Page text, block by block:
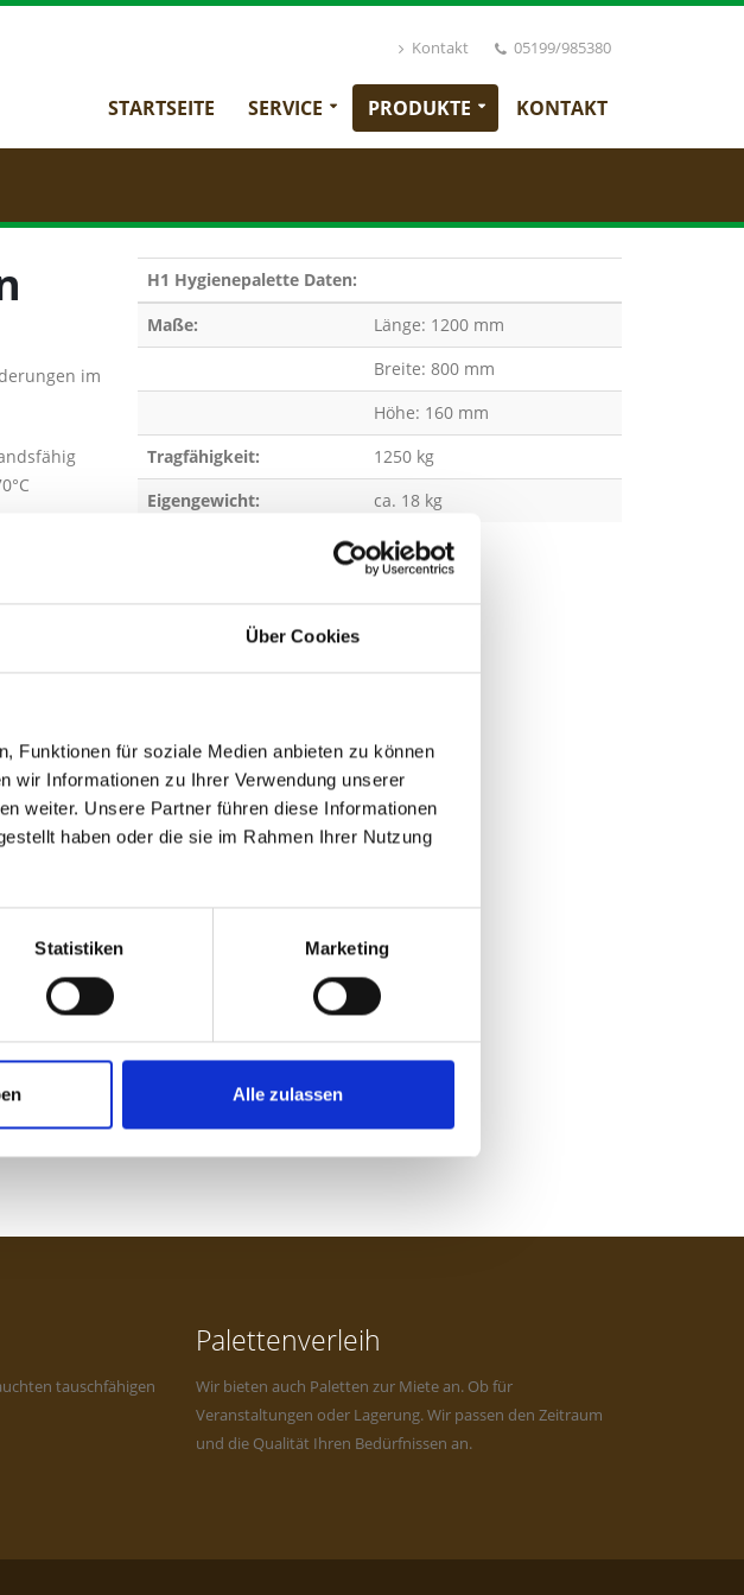
Über Cookies
Funktionen für soziale Medien anbieten zu können
wir Informationen zu Ihrer Verwendung unserer
weiter. Unsere Partner führen diese Informationen
haben oder die sie im Rahmen Ihrer Nutzung
Statistiken Marketing
Alle zulassen
Kontakt 05199/985380
STARTSEITE SERVICE PRODUKTE KONTAKT
im
H1 Hygienepalette Daten:
Maße:
Länge: 1200 mm
Breite: 800 mm
Höhe: 160 mm
Tragfähigkeit:
1250 kg
Eigengewicht:
ca. 18 kg
tauschfähigen
Palettenverleih
Wir bieten auch Paletten zur Miete an. Ob für
Veranstaltungen oder Lagerung. Wir passen den Zeitraum
und die Qualität Ihren Bedürfnissen an.